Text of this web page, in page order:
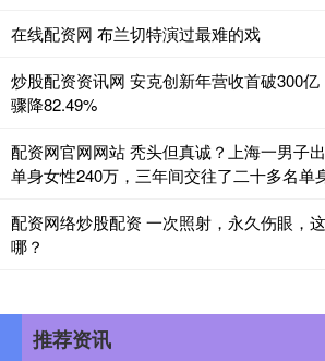
在线配资网 布兰切特演过最难的戏
炒股配资资讯网 安克创新年营收首破300
骤降82.49%
配资网官网网站 秃头但真诚？上海一男子
单身女性240万，三年间交往了二十多名单
配资网络炒股配资 一次照射，永久伤眼，
哪？
推荐资讯